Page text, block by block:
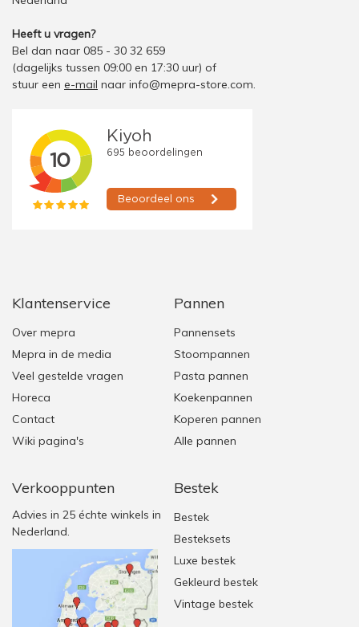
Heeft u vragen?
Bel dan naar 085 - 30 32 659
(dagelijks tussen 09:00 en 17:30 uur) of
stuur een e-mail naar info@mepra-store.com.
Klantenservice
Over mepra
Mepra in de media
Veel gestelde vragen
Horeca
Contact
Wiki pagina's
Verkooppunten
Advies in 25 échte winkels in
Nederland.
Pannen
Pannensets
Stoompannen
Pasta pannen
Koekenpannen
Koperen pannen
Alle pannen
Bestek
Bestek
Besteksets
Luxe bestek
Gekleurd bestek
Vintage bestek